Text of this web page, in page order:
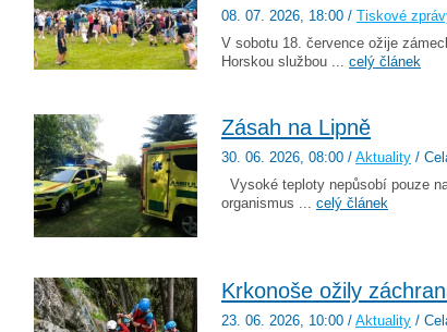
08. 07. 2026, 18:00 / Tiskové
V sobotu 18. července ožije
Horskou službou ... celý článek
Zásah na Lipně
30. 06. 2026, 08:00 / Aktuality /
Vysoké teploty nepůsobí pouze
organismus ... celý článek
Krkonoše ožily
23. 06. 2026, 10:00 / Aktuality /